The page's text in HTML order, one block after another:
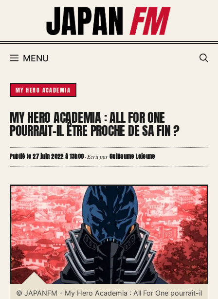
MENU
MY HERO ACADEMIA
MY HERO ACADEMIA : ALL FOR ONE
POURRAIT-IL ÊTRE PROCHE DE SA FIN ?
Publié le 27 juin 2022 à 13h00·Écrit parGuillaume Lejeune
© JAPANFM - My Hero Academia : All For One pourrait-il